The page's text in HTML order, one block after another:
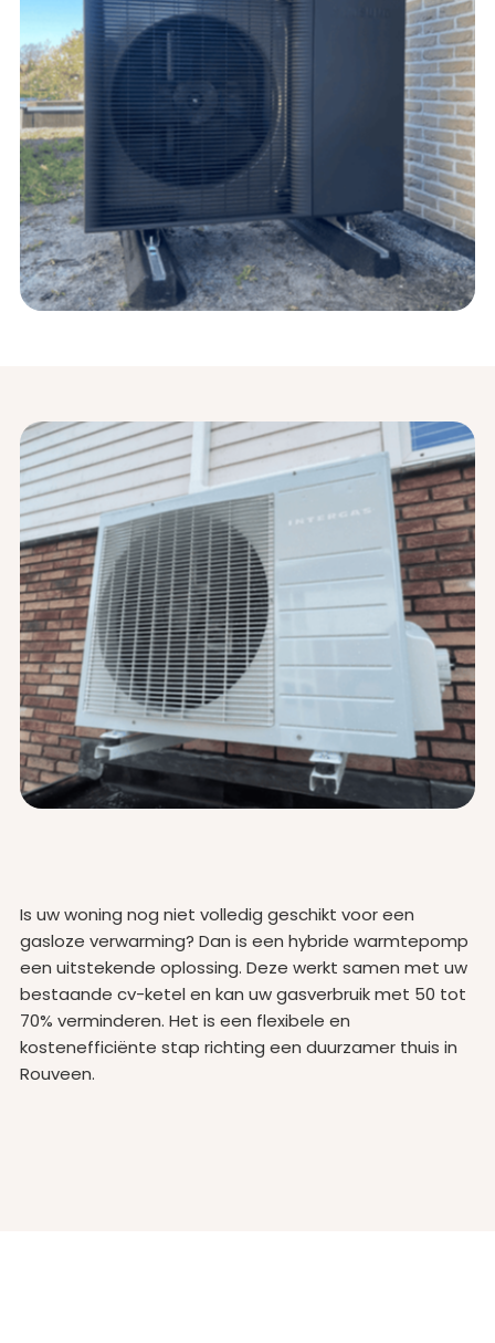
Is uw woning nog niet volledig geschikt voor een
gasloze verwarming? Dan is een hybride warmtepomp
een uitstekende oplossing. Deze werkt samen met uw
bestaande cv-ketel en kan uw gasverbruik met 50 tot
70% verminderen. Het is een flexibele en
kostenefficiënte stap richting een duurzamer thuis in
Rouveen.